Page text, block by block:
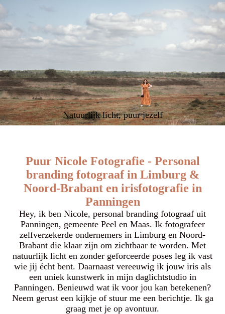
Natuurlijk licht, puur jezelf
Puur Nicole Fotografie - Personal
branding fotograaf in Limburg &
Noord-Brabant en irisfotografie in
Panningen
Hey, ik ben Nicole, personal branding fotograaf uit
Panningen, gemeente Peel en Maas. Ik fotografeer
zelfverzekerde ondernemers in Limburg en Noord-
Brabant die klaar zijn om zichtbaar te worden. Met
natuurlijk licht en zonder geforceerde poses leg ik vast
wie jij écht bent. Daarnaast vereeuwig ik jouw iris als
een uniek kunstwerk in mijn daglichtstudio in
Panningen. Benieuwd wat ik voor jou kan betekenen?
Neem gerust een kijkje of stuur me een berichtje. Ik ga
graag met je op avontuur.